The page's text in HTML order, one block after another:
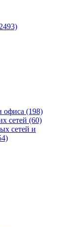
офиса (198)
сетей (60)
сетей и